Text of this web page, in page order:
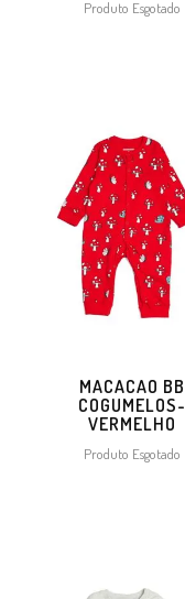
Produto Esgotado
MACACAO BB
COGUMELOS-
VERMELHO
Produto Esgotado